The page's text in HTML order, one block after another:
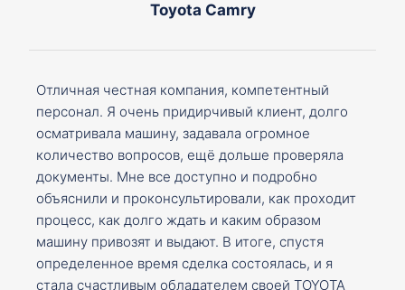
Toyota Camry
Отличная честная компания, компетентный
персонал. Я очень придирчивый клиент, долго
осматривала машину, задавала огромное
количество вопросов, ещё дольше проверяла
документы. Мне все доступно и подробно
объяснили и проконсультировали, как проходит
процесс, как долго ждать и каким образом
машину привозят и выдают. В итоге, спустя
определенное время сделка состоялась, и я
стала счастливым обладателем своей TOYOTA